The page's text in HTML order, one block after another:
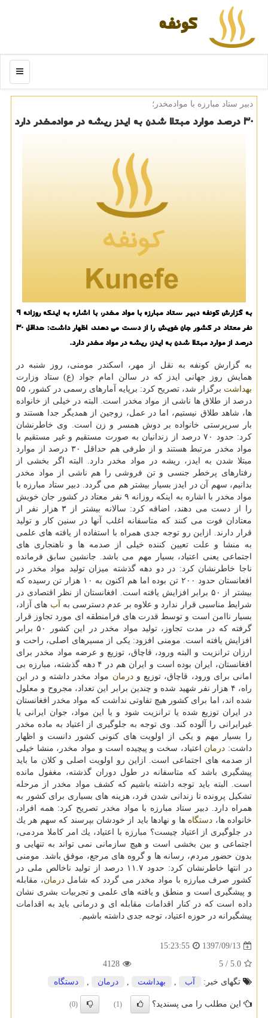
كونفه
منو
دبیر ستاد مبارزه با موادمخدر؛
۳۰ درصد موارد مبتلا شدن به ایدز ریشه در موادمخدر دارد
به گزارش كونفه دبیر ستاد مبارزه با مواد مخدر، با اشاره به اینكه روزانه ۹
نفر معتاد در كشور جان خویش را از دست می دهند، اظهار داشت: حداقل ۳۰
درصد از موارد مبتلا شدن به ایدز، ریشه در مواد مخدر دارد.
به گزارش كونفه به نقل از مهر، اسكندر مومنی، روز شنبه در
همایش روز جهانی ایدز كه در سالن امام جواد (ع) ستاد وزارت
بهداشت
برگزار شد، تصریح كرد: برپایه آمارهای رسمی در كشور، ۵۵
درصد از طلاق ها ناشی از مواد مخدر است. البته در خیلی از خانواده
ها، شاهد طلاق نیستیم، اما در عمل، زوجین از همدیگر جدا هستند و
بار سرپرستی خانواده بر دوش همسر و زن است. وی خاطرنشان
كرد: حدود ۷۰ درصد از زندانیان به صورت مستقیم و غیر مستقیم با
مواد مخدر مرتبط هستند و از طرفی هم حداقل ۳۰ درصد از موارد
مبتلا شدن به ایدز، ریشه در مواد مخدر دارد. البته اگر بخشی از
رفتارهای پرخطر جنسی و تن فروشی را هم ناشی از مواد مخدر
بدانیم، سهم آن در ایدز بسیار بیشتر هم می گردد. دبیر ستاد مبارزه با
مواد مخدر با اشاره به اینكه روزانه ۹ نفر معتاد در كشور جان خویش
را از دست می دهند، اضافه كرد: سالانه بیشتر از ۳ هزار نفر از
معتادان فوت می كنند كه متاسفانه اغلب آنها در سنین كار و تولید
قرار دارند. ازاین رو توجه جدی همراه با استفاده از یافته های علمی
به منشا و علت تعیین كننده خیلی از صدمه ها و ناهنجاری های
اجتماعی یعنی اعتیاد، بسیار مهم می باشد. جانشین سابق فرمانده
ناجا خاطرنشان كرد: در دو دهه گذشته میزان تولید مواد مخدر در
افعانستان حدود ۲۰۰ تن بوده اما هم اكنون به ۱۰ هزار تن رسیده كه
بیشتر از ۵۰ برابر افزایش یافته است. افغانستان از نظر اقتصادی در
شرایط مناسبی قرار ندارد و علاوه بر عدم دسترسی به آب های آزاد،
بسیار ناامن است و توسط قدرت های فرامنطقه ای مورد تجاوز قرار
گرفته كه در مدت تجاوز، تولید مواد مخدر در این كشور ۵۰ برابر
افزایش یافته است. مومنی افزود: یكی از مسیرهای اصلی، راحت و
ارزان ترانزیت و البته ورود، قاچاق، توزیع و عرضه مواد مخدر برای
افغانستان، ایران بوده است و ایران هم در ۴ دهه گذشته، مبارزه بی
امانی برای ورود، قاچاق، توزیع ودرمان مواد مخدر داشته و در این
راه، ۴ هزار نفر شهید شده و چندین برابر این تعداد، مجروح و معلول
شده اند، اما برای كشور هیچ تفاوتی نداشت كه مواد مخدر افغانستان
در ایران توزیع شده یا ترانزیت شود و یا این مواد، جوان ایرانی یا
غیرایرانی را آلوده كند. وی توجه به جلوگیری از اعتیاد به ماده مخدر
را بسیار مهم و یكی از اولویت های كنونی كشور دانست و اظهار
داشت: درمان اعتیاد، سخت و پیچیده است و مواد مخدر، منشا خیلی
از صدمه های اجتماعی است. ازاین رو اولویت اصلی و كلان ما باید
پیشگیری باشد كه متاسفانه در طول دوران گذشته، مغفول مانده
است. البته باید توجه داشته باشیم كه كشف مواد مخدر از مرحله
تشكیل پرونده تا زندانی شدن فرد، هزینه های بسیاری برای كشور به
همراه دارد. دبیر ستاد مبارزه با مواد مخدر تصریح كرد: همه افراد،
خانواده ها، دستگاه ها و نهادها باید از خودشان بپرسند كه سهم هر یك
در جلوگیری از اعتیاد چیست؟ مبارزه با اعتیاد، یك امر كاملا مردمی،
اجتماعی و بین بخشی است و هیچ سازمانی نمی تواند به تنهایی و
بدون حضور مردم، رسانه ها و گروه های مرجع، موفق باشد. مومنی
در انتها خاطرنشان كرد: حدود ۱۱.۷ درصد از تولید ناخالص ملی در
كشور صرف مبارزه با مواد مخدر می گردد كه شاملدرمان، مقابله
و پیشگیری است و منطق و یافته های علمی و تجربیات بشری نشان
داده است كه در كنار اقدامات مقابله ای و درمانی باید به اقدامات
پیشگیرانه در حوزه اعتیاد، توجه جدی داشته باشیم.
1397/09/13
15:23:55
5.0
/ 5
4128
تگهای خبر:
آب , بهداشت , درمان , دستگاه
این مطلب را می پسندید؟ (1)
(0)